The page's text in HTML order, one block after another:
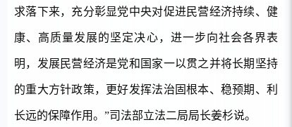
求落下来，充分彰显党中央对促进民营经济持续、健
康、高质量发展的坚定决心，进一步向社会各界表
明，发展民营经济是党和国家一以贯之并将长期坚持
的重大方针政策，更好发挥法治固根本、稳预期、利
长远的保障作用。”司法部立法二局局长姜杉说。